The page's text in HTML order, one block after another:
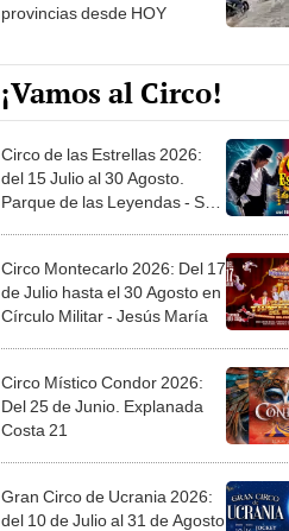
provincias desde HOY
¡Vamos al Circo!
Circo de las Estrellas 2026:
del 15 Julio al 30 Agosto.
Parque de las Leyendas - San
Circo Montecarlo 2026: Del 17
de Julio hasta el 30 Agosto en
Círculo Militar - Jesús María
Circo Místico Condor 2026:
Del 25 de Junio. Explanada
Costa 21
Gran Circo de Ucrania 2026:
del 10 de Julio al 31 de Agosto